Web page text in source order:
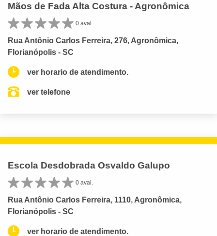
Mãos de Fada Alta Costura - Agronômica
0 aval.
Rua Antônio Carlos Ferreira, 276, Agronômica,
Florianópolis - SC
ver horario de atendimento.
ver telefone
Escola Desdobrada Osvaldo Galupo
0 aval.
Rua Antônio Carlos Ferreira, 1110, Agronômica,
Florianópolis - SC
ver horario de atendimento.